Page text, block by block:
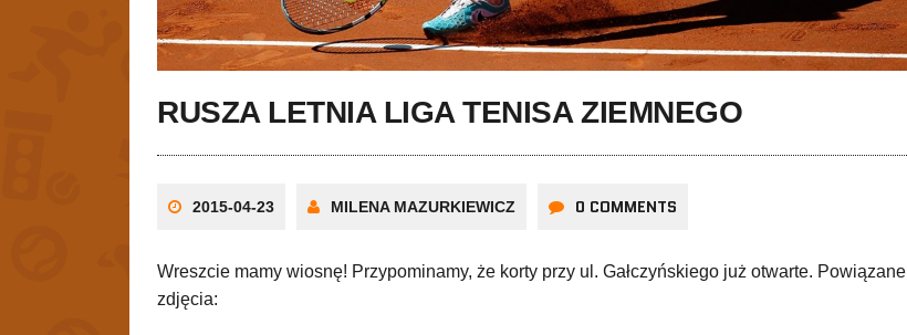
RUSZA LETNIA LIGA TENISA ZIEMNEGO
2015-04-23 MILENA MAZURKIEWICZ 0 COMMENTS
Wreszcie mamy wiosnę! Przypominamy, że korty przy ul. Gałczyńskiego już otwarte. Powiązane
zdjęcia: